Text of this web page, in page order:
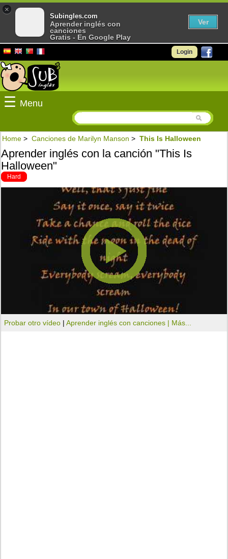
Login
☰ Menu
Home > Canciones de Marilyn Manson > This Is Halloween
Aprender inglés con la canción "This Is
Halloween"
Hard
Probar otro vídeo |Aprender inglés con canciones | Más...
×
Subingles.com
Aprender inglés con
canciones
Gratis - En Google Play
Ver